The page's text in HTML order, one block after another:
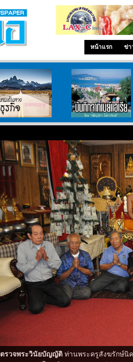
หน้าแรก ข่า
บนเส้นทางธุรกิจ บันทึกจากเบย์เอเรีย
ตรวจพระวินัยบัญญัติ ท่านพระครูสังฆรักษ์นิค